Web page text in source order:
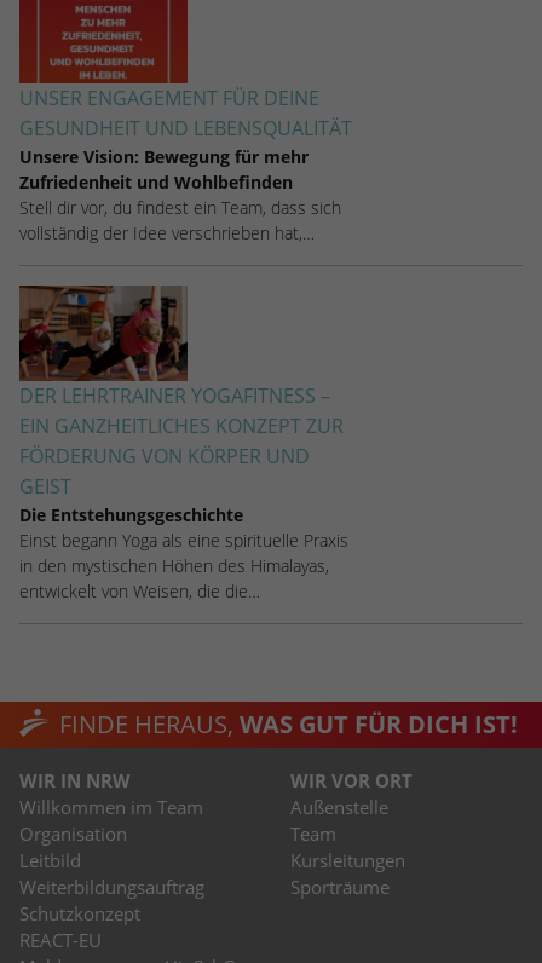
UNSER ENGAGEMENT FÜR DEINE
GESUNDHEIT UND LEBENSQUALITÄT
Unsere Vision: Bewegung für mehr
Zufriedenheit und Wohlbefinden
Stell dir vor, du findest ein Team, dass sich
vollständig der Idee verschrieben hat,…
DER LEHRTRAINER YOGAFITNESS –
EIN GANZHEITLICHES KONZEPT ZUR
FÖRDERUNG VON KÖRPER UND
GEIST
Die Entstehungsgeschichte
Einst begann Yoga als eine spirituelle Praxis
in den mystischen Höhen des Himalayas,
entwickelt von Weisen, die die…
FINDE HERAUS, WAS GUT FÜR DICH IST!
WIR IN NRW
Willkommen im Team
Organisation
Leitbild
Weiterbildungsauftrag
Schutzkonzept
REACT-EU
WIR VOR ORT
Außenstelle
Team
Kursleitungen
Sporträume